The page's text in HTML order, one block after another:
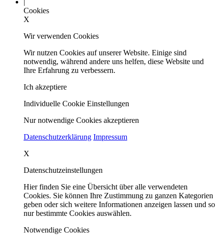
Cookies
X
Wir verwenden Cookies
Wir nutzen Cookies auf unserer Website. Einige sind
notwendig, während andere uns helfen, diese Website und
Ihre Erfahrung zu verbessern.
Ich akzeptiere
Individuelle Cookie Einstellungen
Nur notwendige Cookies akzeptieren
Datenschutzerklärung Impressum
X
Datenschutzeinstellungen
Hier finden Sie eine Übersicht über alle verwendeten
Cookies. Sie können Ihre Zustimmung zu ganzen Kategorien
geben oder sich weitere Informationen anzeigen lassen und so
nur bestimmte Cookies auswählen.
Notwendige Cookies